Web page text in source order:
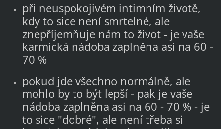
při neuspokojivém intimním životě,
kdy to sice není smrtelné, ale
znepříjemňuje nám to život - je vaše
karmická nádoba zaplněna asi na 60 -
70 %
pokud jde všechno normálně, ale
mohlo by to být lepší - pak je vaše
nádoba zaplněna asi na 60 - 70 % - je
to sice "dobré", ale není třeba si